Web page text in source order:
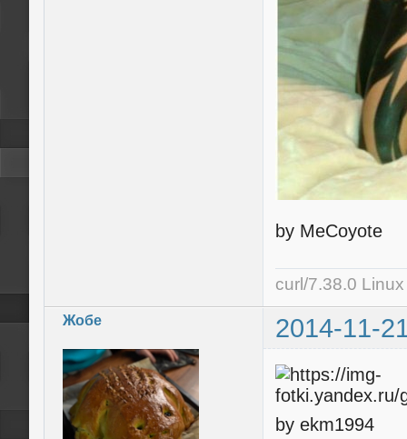
by MeCoyote
curl/7.38.0
Жобе 2014-11-
by ekm1994